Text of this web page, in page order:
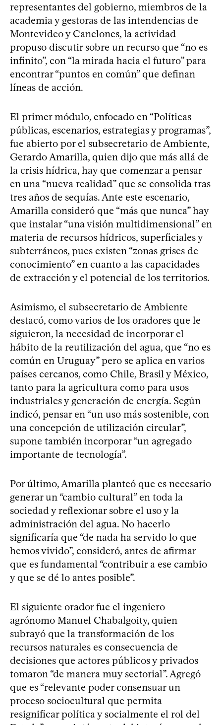
representantes del gobierno, miembros de la
academia y gestoras de las intendencias de
Montevideo y Canelones, la actividad
propuso discutir sobre un recurso que “no es
infinito”, con “la mirada hacia el futuro” para
encontrar “puntos en común” que definan
líneas de acción.
El primer módulo, enfocado en “Políticas
públicas, escenarios, estrategias y programas”,
fue abierto por el subsecretario de Ambiente,
Gerardo Amarilla, quien dijo que más allá de
la crisis hídrica, hay que comenzar a pensar
en una “nueva realidad” que se consolida tras
tres años de sequías. Ante este escenario,
Amarilla consideró que “más que nunca” hay
que instalar “una visión multidimensional” en
materia de recursos hídricos, superficiales y
subterráneos, pues existen “zonas grises de
conocimiento” en cuanto a las capacidades
de extracción y el potencial de los territorios.
Asimismo, el subsecretario de Ambiente
destacó, como varios de los oradores que le
siguieron, la necesidad de incorporar el
hábito de la reutilización del agua, que “no es
común en Uruguay” pero se aplica en varios
países cercanos, como Chile, Brasil y México,
tanto para la agricultura como para usos
industriales y generación de energía. Según
indicó, pensar en “un uso más sostenible, con
una concepción de utilización circular”,
supone también incorporar “un agregado
importante de tecnología”.
Por último, Amarilla planteó que es necesario
generar un “cambio cultural” en toda la
sociedad y reflexionar sobre el uso y la
administración del agua. No hacerlo
significaría que “de nada ha servido lo que
hemos vivido”, consideró, antes de afirmar
que es fundamental “contribuir a ese cambio
y que se dé lo antes posible”.
El siguiente orador fue el ingeniero
agrónomo Manuel Chabalgoity, quien
subrayó que la transformación de los
recursos naturales es consecuencia de
decisiones que actores públicos y privados
tomaron “de manera muy sectorial”. Agregó
que es “relevante poder consensuar un
proceso sociocultural que permita
resignificar política y socialmente el rol del